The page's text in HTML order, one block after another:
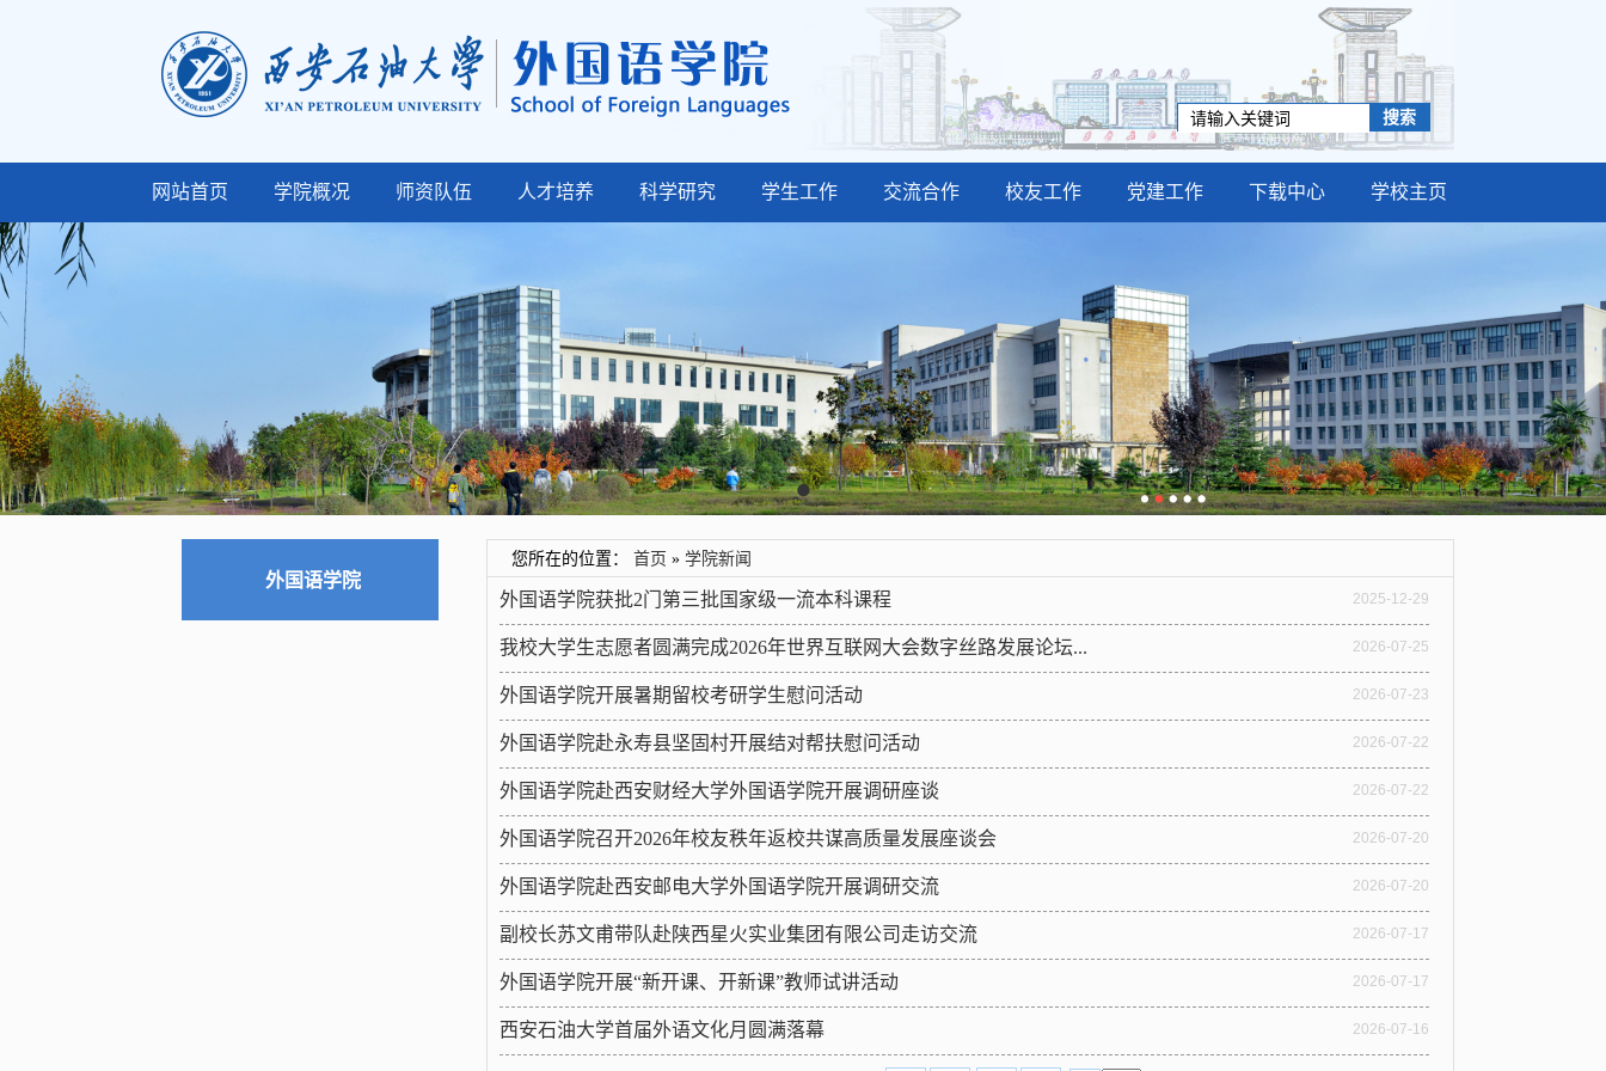
网站首页 学院概况 师资队伍 人才培养 科学研究 学生工作 交流合作 校友工作 党建工作 下载中心 学校主页
外国语学院
您所在的位置： 首页 » 学院新闻
外国语学院获批2门第三批国家级一流本科课程 2025-12-29
我校大学生志愿者圆满完成2026年世界互联网大会数字丝路发展论坛... 2026-07-25
外国语学院开展暑期留校考研学生慰问活动 2026-07-23
外国语学院赴永寿县坚固村开展结对帮扶慰问活动 2026-07-22
外国语学院赴西安财经大学外国语学院开展调研座谈 2026-07-22
外国语学院召开2026年校友秩年返校共谋高质量发展座谈会 2026-07-20
外国语学院赴西安邮电大学外国语学院开展调研交流 2026-07-20
副校长苏文甫带队赴陕西星火实业集团有限公司走访交流 2026-07-17
外国语学院开展“新开课、开新课”教师试讲活动 2026-07-17
西安石油大学首届外语文化月圆满落幕 2026-07-16